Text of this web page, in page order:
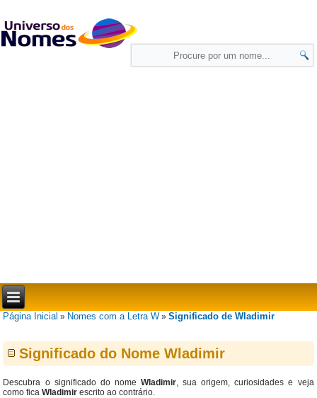
Página Inicial » Nomes com a Letra W »Significado de Wladimir
Significado do Nome Wladimir
Descubra o significado do nome Wladimir, sua origem, curiosidades e veja
como ficaWladimir escrito ao contrário.